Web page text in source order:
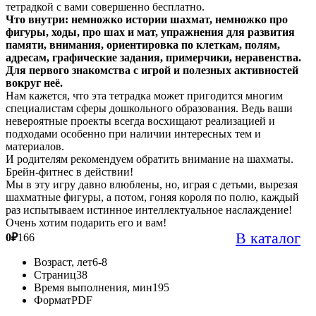
тетрадкой с вами совершенно бесплатно.
Что внутри: немножко истории шахмат, немножко про
фигуры, ходы, про шах и мат, упражнения для развития
памяти, внимания, ориентировка по клеткам, полям,
адресам, графические задания, примерчики, неравенства.
Для первого знакомства с игрой и полезных активностей
вокруг неё.
Нам кажется, что эта тетрадка может пригодится многим
специалистам сферы дошкольного образования. Ведь ваши
невероятные проекты всегда восхищают реализацией и
подходами особенно при наличии интересных тем и
материалов.
И родителям рекомендуем обратить внимание на шахматы.
Брейн-фитнес в действии!
Мы в эту игру давно влюблены, но, играя с детьми, вырезая
шахматные фигуры, а потом, гоняя короля по полю, каждый
раз испытываем истинное интеллектуальное наслаждение!
Очень хотим подарить его и вам!
0₽166 В каталог
Возраст, лет6-8
Страниц38
Время выполнения, мин195
ФорматPDF